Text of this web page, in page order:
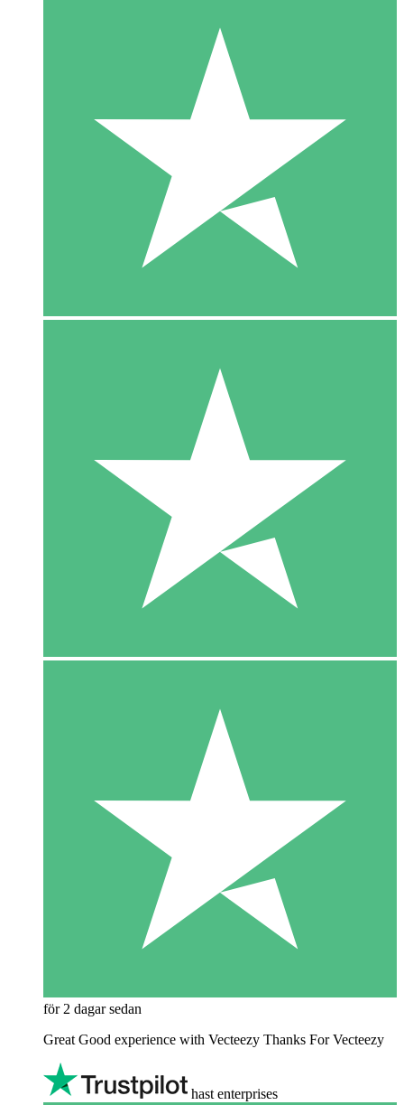
för 2 dagar sedan
Great Good experience with Vecteezy Thanks For Vecteezy
hast enterprises